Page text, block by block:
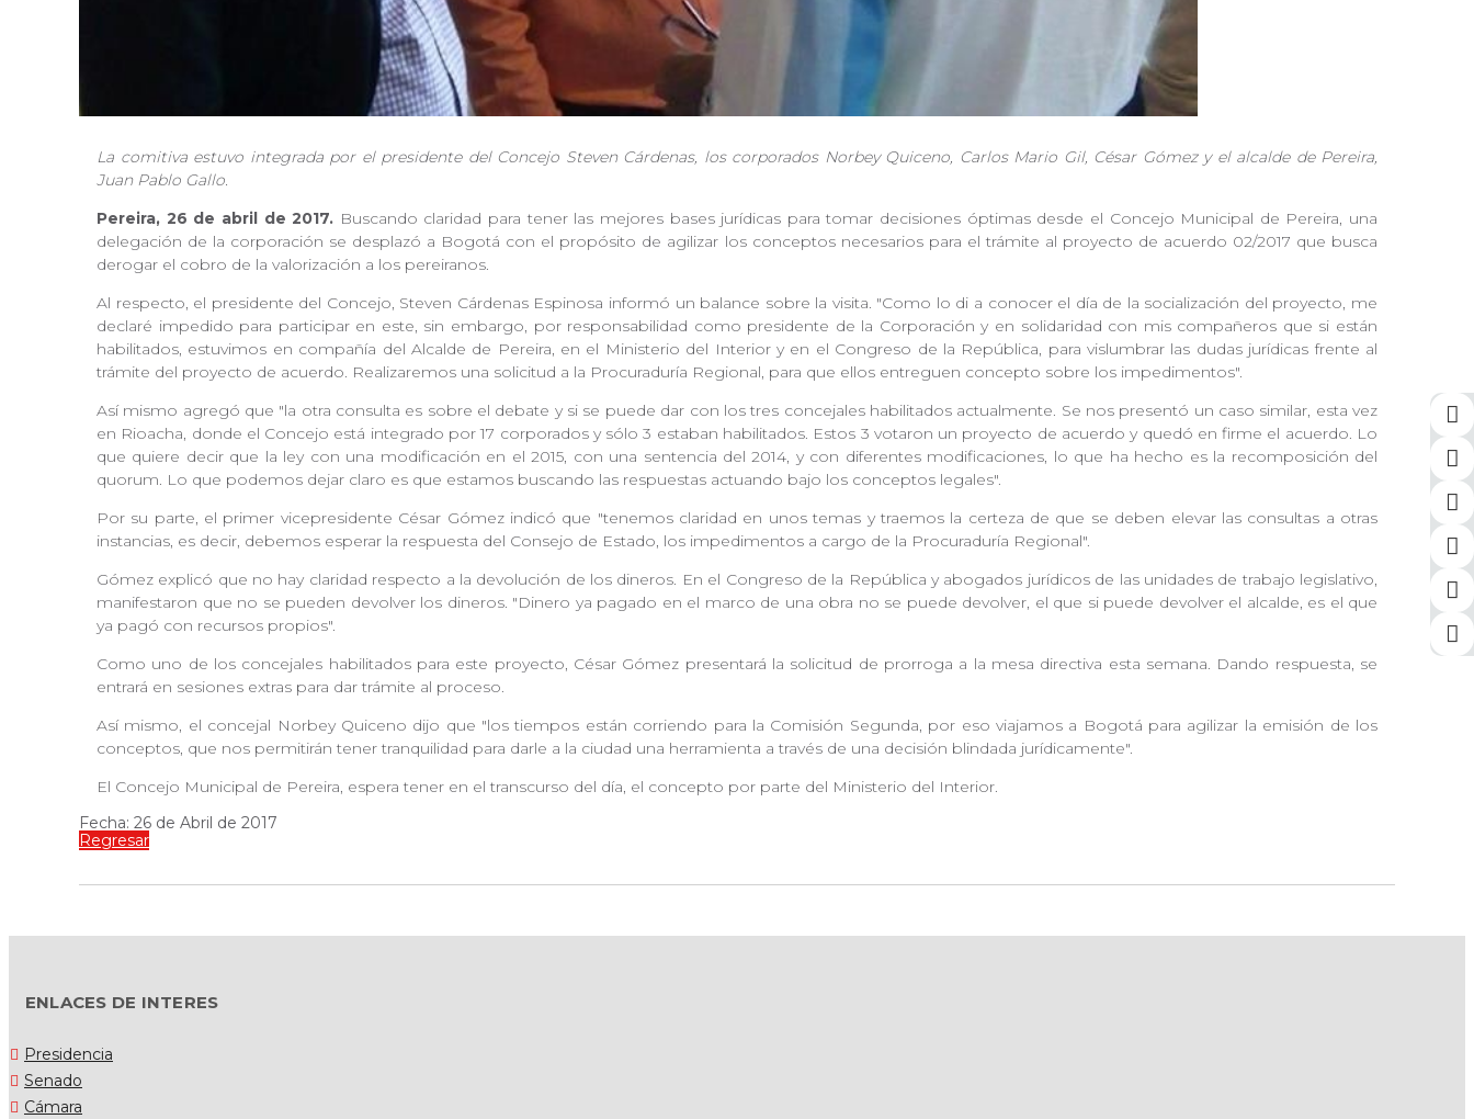
La comitiva estuvo integrada por el presidente del Concejo Steven Cárdenas, los corporados Norbey Quiceno, Carlos Mario Gil, César Gómez y el alcalde de Pereira,
Juan Pablo Gallo.
Pereira, 26 de abril de 2017. Buscando claridad para tener las mejores bases jurídicas para tomar decisiones óptimas desde el Concejo Municipal de Pereira, una
delegación de la corporación se desplazó a Bogotá con el propósito de agilizar los conceptos necesarios para el trámite al proyecto de acuerdo 02/2017 que busca
derogar el cobro de la valorización a los pereiranos.
Al respecto, el presidente del Concejo, Steven Cárdenas Espinosa informó un balance sobre la visita. "Como lo di a conocer el día de la socialización del proyecto, me
declaré impedido para participar en este, sin embargo, por responsabilidad como presidente de la Corporación y en solidaridad con mis compañeros que si están
habilitados, estuvimos en compañía del Alcalde de Pereira, en el Ministerio del Interior y en el Congreso de la República, para vislumbrar las dudas jurídicas frente al
trámite del proyecto de acuerdo. Realizaremos una solicitud a la Procuraduría Regional, para que ellos entreguen concepto sobre los impedimentos".
Así mismo agregó que "la otra consulta es sobre el debate y si se puede dar con los tres concejales habilitados actualmente. Se nos presentó un caso similar, esta vez
en Rioacha, donde el Concejo está integrado por 17 corporados y sólo 3 estaban habilitados. Estos 3 votaron un proyecto de acuerdo y quedó en firme el acuerdo. Lo
que quiere decir que la ley con una modificación en el 2015, con una sentencia del 2014, y con diferentes modificaciones, lo que ha hecho es la recomposición del
quorum. Lo que podemos dejar claro es que estamos buscando las respuestas actuando bajo los conceptos legales".
Por su parte, el primer vicepresidente César Gómez indicó que "tenemos claridad en unos temas y traemos la certeza de que se deben elevar las consultas a otras
instancias, es decir, debemos esperar la respuesta del Consejo de Estado, los impedimentos a cargo de la Procuraduría Regional".
Gómez explicó que no hay claridad respecto a la devolución de los dineros. En el Congreso de la República y abogados jurídicos de las unidades de trabajo legislativo,
manifestaron que no se pueden devolver los dineros. "Dinero ya pagado en el marco de una obra no se puede devolver, el que si puede devolver el alcalde, es el que
ya pagó con recursos propios".
Como uno de los concejales habilitados para este proyecto, César Gómez presentará la solicitud de prorroga a la mesa directiva esta semana. Dando respuesta, se
entrará en sesiones extras para dar trámite al proceso.
Así mismo, el concejal Norbey Quiceno dijo que "los tiempos están corriendo para la Comisión Segunda, por eso viajamos a Bogotá para agilizar la emisión de los
conceptos, que nos permitirán tener tranquilidad para darle a la ciudad una herramienta a través de una decisión blindada jurídicamente".
El Concejo Municipal de Pereira, espera tener en el transcurso del día, el concepto por parte del Ministerio del Interior.
Fecha: 26 de Abril de 2017
Regresar
ENLACES DE INTERES
Presidencia
Senado
Cámara